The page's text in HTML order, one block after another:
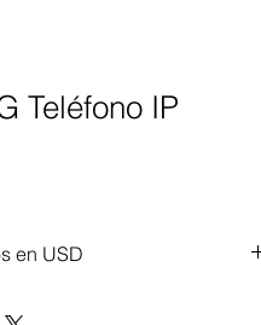
Teléfono IP
en USD